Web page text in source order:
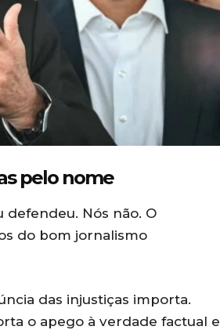
pelo nome
defendeu. Nós não. O
do bom jornalismo
das injustiças importa.
o apego à verdade factual e